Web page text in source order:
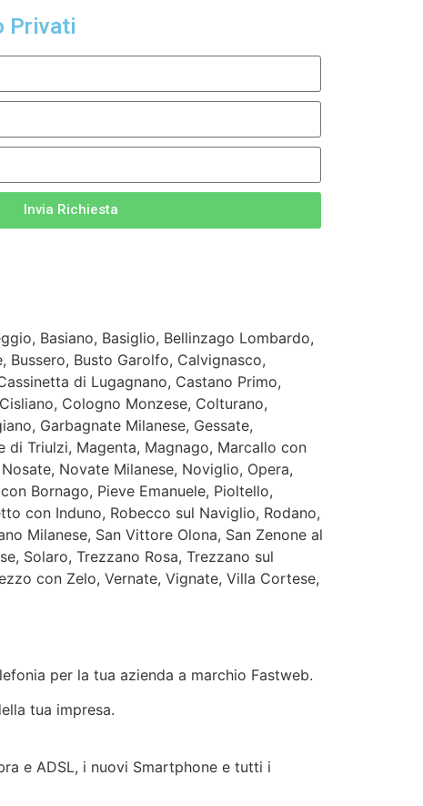
Privati
Invia Richiesta
Basiano, Basiglio, Bellinzago Lombardo,
Bussero, Busto Garolfo, Calvignasco,
di Lugagnano, Castano Primo,
Cologno Monzese, Colturano,
Garbagnate Milanese, Gessate,
di Triulzi, Magenta, Magnago, Marcallo con
Novate Milanese, Noviglio, Opera,
Bornago, Pieve Emanuele, Pioltello,
con Induno, Robecco sul Naviglio, Rodano,
Milanese, San Vittore Olona, San Zenone al
Solaro, Trezzano Rosa, Trezzano sul
con Zelo, Vernate, Vignate, Villa Cortese,
per la tua azienda a marchio Fastweb.
tua impresa.
e ADSL, i nuovi Smartphone e tutti i